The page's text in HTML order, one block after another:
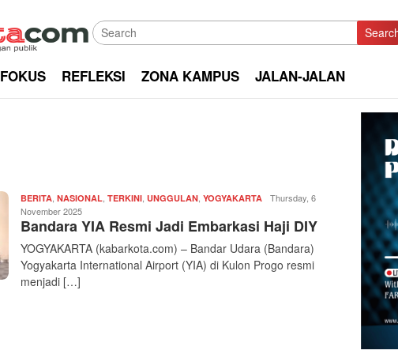
FOKUS REFLEKSI ZONA KAMPUS JALAN-JALAN
BERITA NASIONAL TERKINI UNGGULAN YOGYAKARTA Redaksi
kabarkota
Thursday, 6
November 2025
Bandara YIA Resmi Jadi Embarkasi Haji DIY
YOGYAKARTA (kabarkota.com) – Bandar Udara (Bandara)
Yogyakarta International Airport (YIA) di Kulon Progo resmi
menjadi […]